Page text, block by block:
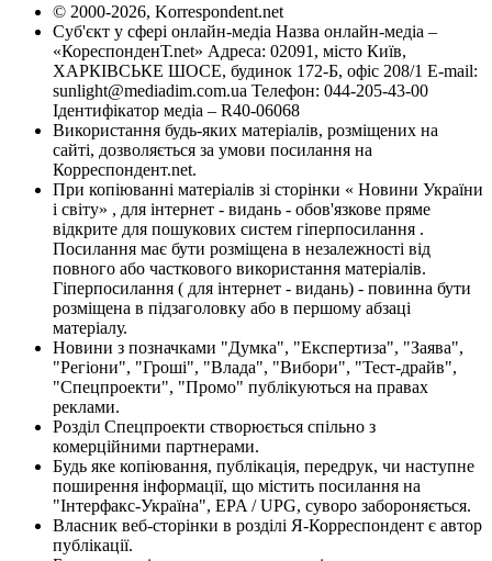
© 2000-2026, Korrespondent.net
Суб'єкт у сфері онлайн-медіа Назва онлайн-медіа –
«КореспонденТ.net» Адреса: 02091, місто Київ,
ХАРКІВСЬКЕ ШОСЕ, будинок 172-Б, офіс 208/1 E-mail:
sunlight@mediadim.com.ua Телефон: 044-205-43-00
Ідентифікатор медіа – R40-06068
Використання будь-яких матеріалів, розміщених на
сайті, дозволяється за умови посилання на
Корреспондент.net.
При копіюванні матеріалів зі сторінки « Новини України
і світу» , для інтернет - видань - обов'язкове пряме
відкрите для пошукових систем гіперпосилання .
Посилання має бути розміщена в незалежності від
повного або часткового використання матеріалів.
Гіперпосилання ( для інтернет - видань) - повинна бути
розміщена в підзаголовку або в першому абзаці
матеріалу.
Новини з позначками "Думка", "Експертиза", "Заява",
"Регіони", "Гроші", "Влада", "Вибори", "Тест-драйв",
"Спецпроекти", "Промо" публікуються на правах
реклами.
Розділ Спецпроекти створюється спільно з
комерційними партнерами.
Будь яке копіювання, публікація, передрук, чи наступне
поширення інформації, що містить посилання на
"Інтерфакс-Україна", EPA / UPG, суворо забороняється.
Власник веб-сторінки в розділі Я-Корреспондент є автор
публікації.